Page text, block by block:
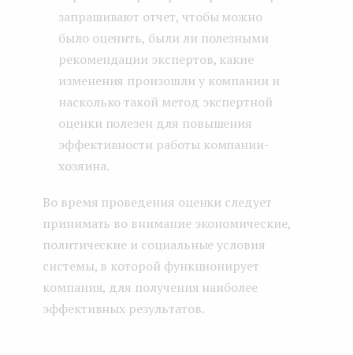
запрашивают отчет, чтобы можно
было оценить, были ли полезными
рекомендации экспертов, какие
изменения произошли у компании и
насколько такой метод экспертной
оценки полезен для повышения
эффективности работы компании-
хозяина.
Во время проведения оценки следует
принимать во внимание экономические,
политические и социальные условия
системы, в которой функционирует
компания, для получения наиболее
эффективных результатов.